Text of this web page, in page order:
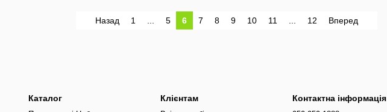
Назад 1 5 6 7 8 9 10 11 12 Вперед
Каталог Клієнтам Контактна інформація